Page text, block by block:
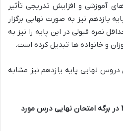
آموزشی و افزایش تدریجی تأثیر
یازدهم نیز به صورت نهایی برگزار
نمره قبولی در این پایه را نیز به
و خانواده ها تبدیل کرده است.
دروس نهایی پایه یازدهم نیز مشابه
کسب حداقل نمره ۷ از ۲۰ در برگه امتحان نهایی درس مورد